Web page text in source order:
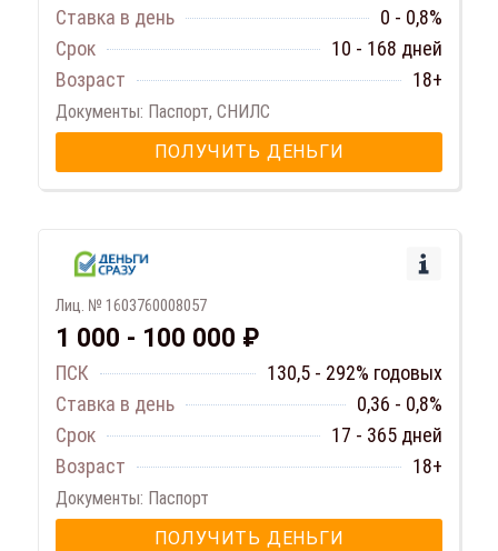
Ставка в день
0 - 0,8%
Срок
10 - 168 дней
Возраст
18+
Документы: Паспорт, СНИЛС
ПОЛУЧИТЬ ДЕНЬГИ
Лиц. № 1603760008057
1 000 - 100 000 ₽
ПСК
130,5 - 292% годовых
Ставка в день
0,36 - 0,8%
Срок
17 - 365 дней
Возраст
18+
Документы: Паспорт
ПОЛУЧИТЬ ДЕНЬГИ